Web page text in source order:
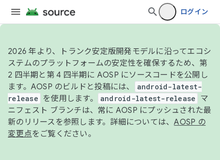
ログイン
2026 年より、トランク安定版開発モデルに沿ってエコシ
ステムのプラットフォームの安定性を確保するため、第
2 四半期と第 4 四半期に AOSP にソースコードを公開し
ます。AOSP のビルドと投稿には、
android-latest-
release
を使用します。 android-latest-release
マ
ニフェスト ブランチは、常に AOSP にプッシュされた最
新のリリースを参照します。詳細については、AOSP の
変更点をご覧ください。